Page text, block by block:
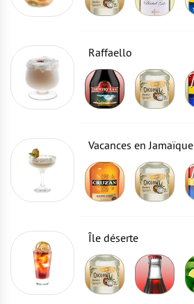
Raffaello
Vacances en Jamaïque
Île déserte